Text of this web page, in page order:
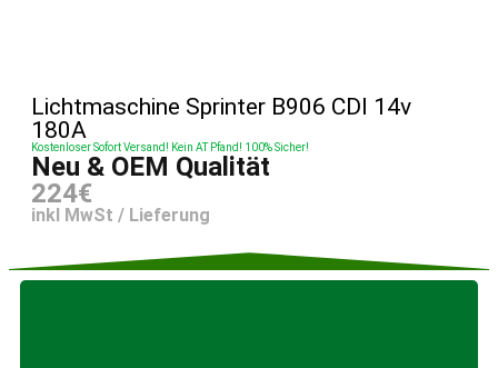
Lichtmaschine Sprinter B906 CDI 14v
180A
Kostenloser Sofort Versand! Kein AT Pfand! 100% Sicher!
Neu & OEM Qualität
224€
inkl MwSt / Lieferung